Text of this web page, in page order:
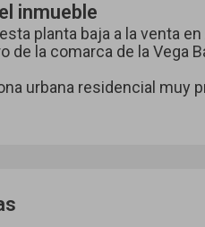
inmueble
planta baja a la venta
de la comarca de la Vega
urbana residencial muy